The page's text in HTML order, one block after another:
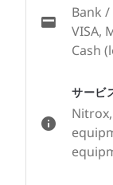
サービ
Bank /
VISA,
Cash